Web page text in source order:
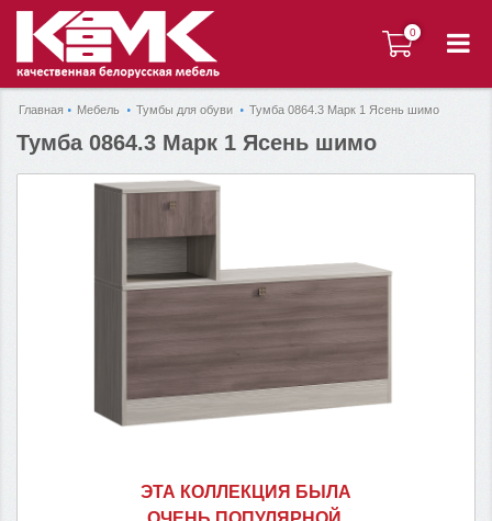
0
0
Главная Мебель Тумбы для обуви Тумба 0864.3 Марк 1 Ясень шимо
Тумба 0864.3 Марк 1 Ясень шимо
ЭТА КОЛЛЕКЦИЯ БЫЛА